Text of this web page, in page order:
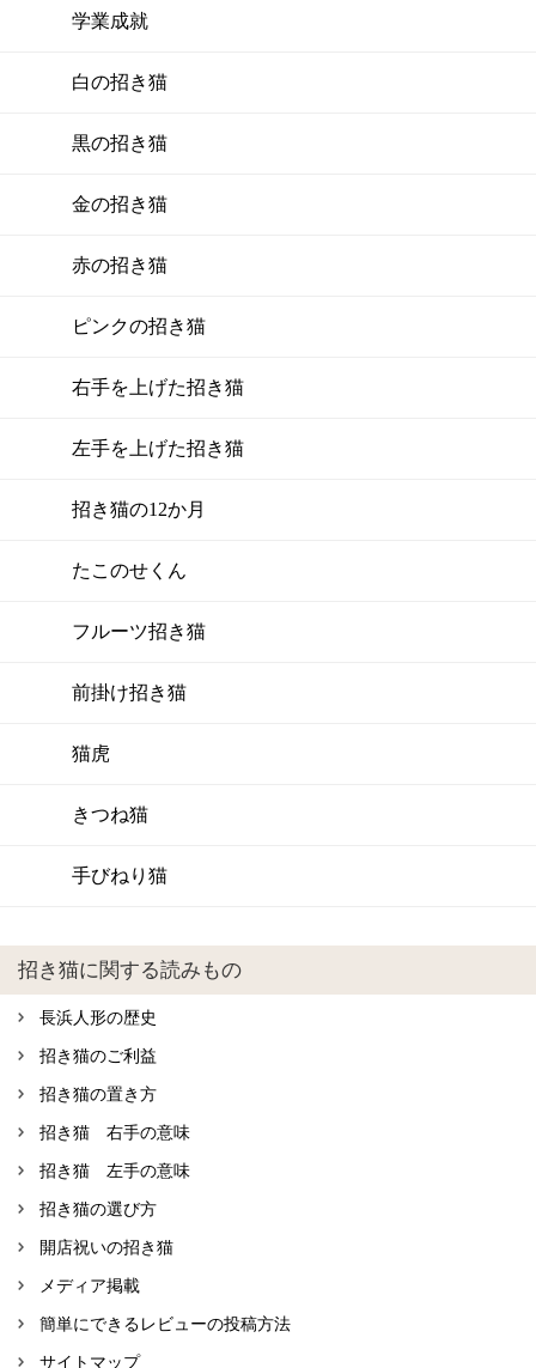
学業成就
白の招き猫
黒の招き猫
金の招き猫
赤の招き猫
ピンクの招き猫
右手を上げた招き猫
左手を上げた招き猫
招き猫の12か月
たこのせくん
フルーツ招き猫
前掛け招き猫
猫虎
きつね猫
手びねり猫
招き猫に関する読みもの
長浜人形の歴史
招き猫のご利益
招き猫の置き方
招き猫 右手の意味
招き猫 左手の意味
招き猫の選び方
開店祝いの招き猫
メディア掲載
簡単にできるレビューの投稿方法
サイトマップ